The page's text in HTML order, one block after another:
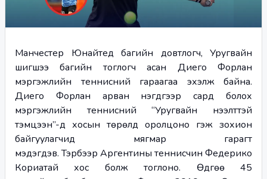
Манчестер Юнайтед багийн довтлогч, Уругвайн
шигшээ багийн тоглогч асан Диего Форлан
мэргэжлийн теннисний гараагаа эхэлж байна.
Диего Форлан арван нэгдүгээр сард болох
мэргэжлийн теннисний “Уругвайн нээлттэй
тэмцээн”-д хосын төрөлд оролцоно гэж зохион
байгуулагчид мягмар гарагт
мэдэгдэв. Тэрбээр Аргентины теннисчин Федерико
Кориатай хос болж тоглоно. Өдгөө 45